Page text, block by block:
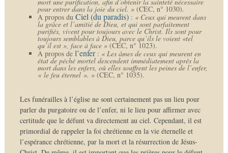
mort une purification, afin d’obtenir la sainteté nécessaire
pour entrer dans la joie du ciel. »(CEC, n° 1030).
A propos du Ciel (du paradis): « Ceux qui meurent dans
la grâce et l’amitié de Dieu, et qui sont parfaitement
purifiés, vivent pour toujours avec le Christ. Ils sont pour
toujours semblables à Dieu, parce qu’ils le voient «tel
qu’il est », face à face »(CEC, n° 1023).
A propos de l’enfer: « Les âmes de ceux qui meurent en
état de péché mortel descendent immédiatement après la
mort dans les enfers, où elles souffrent les peines de l’enfer,
« le feu éternel ». »(CEC, n° 1035).
Les funérailles à l’église ne sont certainement pas un lieu pour
parler du purgatoire ou de l’enfer, ni le lieu pour affirmer avec
certitude que le défunt va directement au ciel. Cependant, il est
primordial de rappeler la foi chrétienne en la vie éternelle et
l’espérance chrétienne, par la mort et la résurrection de Jésus-